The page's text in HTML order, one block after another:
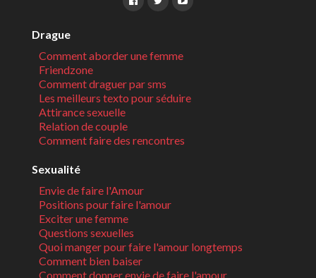
Drague
Comment aborder une femme
Friendzone
Comment draguer par sms
Les meilleurs texto pour séduire
Attirance sexuelle
Relation de couple
Comment faire des rencontres
Sexualité
Envie de faire l'Amour
Positions pour faire l'amour
Exciter une femme
Questions sexuelles
Quoi manger pour faire l'amour longtemps
Comment bien baiser
Comment donner envie de faire l'amour